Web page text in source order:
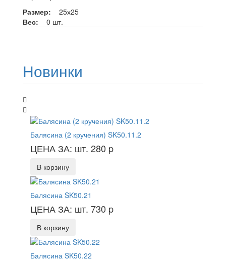
Размер:
25х25
Вес:
0 шт.
Новинки
Балясина (2 кручения) SK50.11.2
ЦЕНА ЗА: шт. 280 p
В корзину
Балясина SK50.21
ЦЕНА ЗА: шт. 730 p
В корзину
Балясина SK50.22